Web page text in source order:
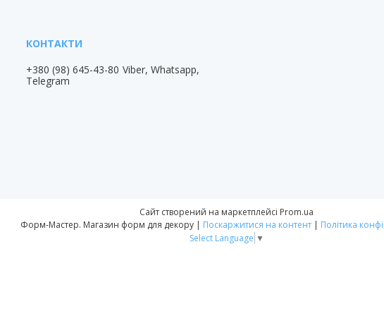
+380 (98) 645-43-80 Viber, Whatsapp,
Telegram
Сайт створений на маркетплейсі Prom.ua
Форм-Мастер. Магазин форм для декору | Поскаржитися на контент | Політика
Select Language ▼